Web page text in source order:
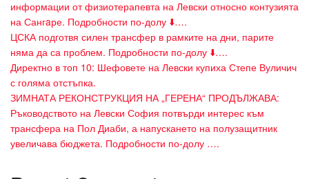
информации от физиотерапевта на Левски относно контузията
на Сангaре. Подробности по-долу ⬇️….
ЦСКА подготвя силен трансфер в рамките на дни, парите
няма да са проблем. Подробности по-долу ⬇️….
Директно в топ 10: Шефовете на Левски купиха Степе Вуличич
с голяма отстъпка.
ЗИМНАТА РЕКОНСТРУКЦИЯ НА „ГЕРЕНА“ ПРОДЪЛЖАВА:
Ръководството на Левски София потвърди интерес към
трансфера на Пол Диаби, а напускането на полузащитник
увеличава бюджета. Подробности по-долу ….